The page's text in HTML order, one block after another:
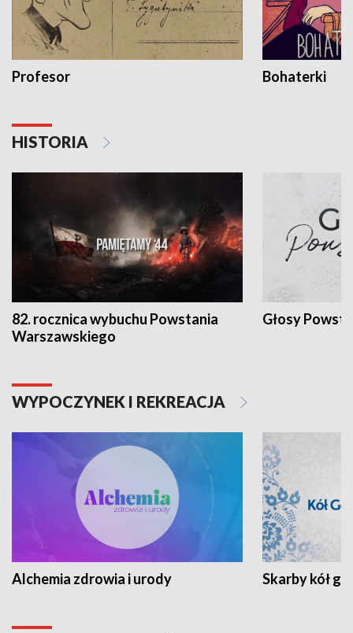
Profesor Bohaterki
HISTORIA
82. rocznica wybuchu Powstania
Warszawskiego
Głosy
WYPOCZYNEK I REKREACJA
Alchemia zdrowia i urody Skarby kół